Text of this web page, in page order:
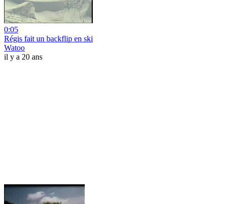
0:05
Régis fait un backflip en ski
Watoo
il y a 20 ans